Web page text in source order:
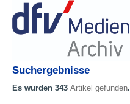
Suchergebnisse
Es wurden 343 Artikel gefunden.